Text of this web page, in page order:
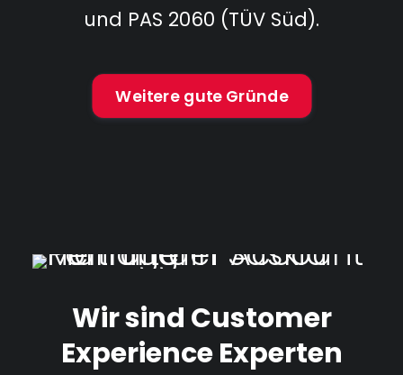
und PAS 2060 (TÜV Süd).
Weitere gute Gründe
Wir sind Customer
Experience Experten